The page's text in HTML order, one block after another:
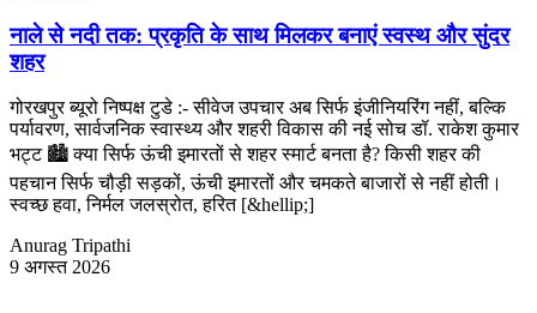
नाले से नदी तक: प्रकृति के साथ मिलकर बनाएं स्वस्थ और सुंदर
शहर
गोरखपुर ब्यूरो निष्पक्ष टुडे :- सीवेज उपचार अब सिर्फ इंजीनियरिंग नहीं, बल्कि
पर्यावरण, सार्वजनिक स्वास्थ्य और शहरी विकास की नई सोच डॉ. राकेश कुमार
भट्ट 🏙️ क्या सिर्फ ऊंची इमारतों से शहर स्मार्ट बनता है? किसी शहर की
पहचान सिर्फ चौड़ी सड़कों, ऊंची इमारतों और चमकते बाजारों से नहीं होती।
स्वच्छ हवा, निर्मल जलस्रोत, हरित [&hellip;]
Anurag Tripathi
9 अगस्त 2026